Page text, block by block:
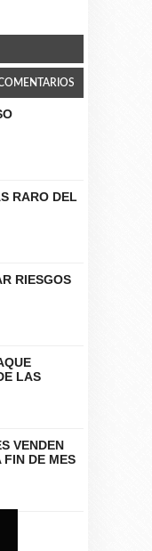
RARO DEL
RIESGOS
LAS
VENDEN
DE MES